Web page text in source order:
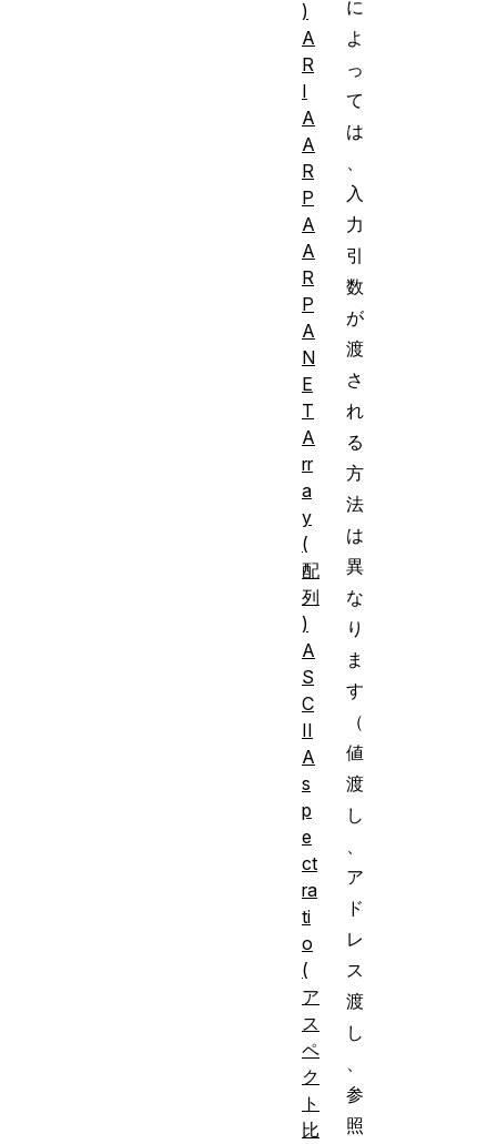
に
よ
っ
て
は
、
入
力
引
数
が
渡
さ
れ
る
方
法
は
異
な
り
ま
す
（
値
渡
し
、
ア
ド
レ
ス
渡
し
、
参
照
)
A
R
I
A
A
R
P
A
A
R
P
A
N
E
T
A
rr
a
y
(
配
列
)
A
S
C
II
A
s
p
e
ct
ra
ti
o
(
ア
ス
ペ
ク
ト
比